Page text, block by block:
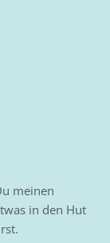
meinen
in den Hut